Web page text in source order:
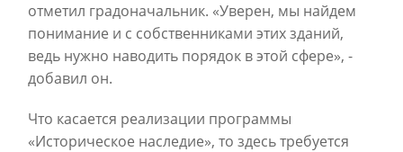
отметил градоначальник. «Уверен, мы найдем
понимание и с собственниками этих зданий,
ведь нужно наводить порядок в этой сфере», -
добавил он.
Что касается реализации программы
«Историческое наследие», то здесь требуется